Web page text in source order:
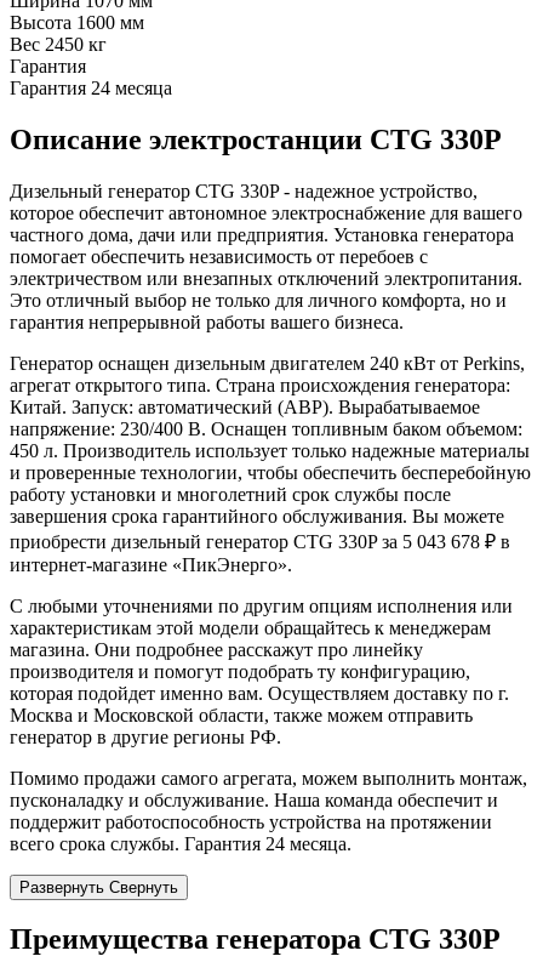
Высота 1600 мм
Вес 2450 кг
Гарантия
Гарантия 24 месяца
Описание электростанции CTG 330P
Дизельный генератор CTG 330P - надежное устройство,
которое обеспечит автономное электроснабжение для вашего
частного дома, дачи или предприятия. Установка генератора
помогает обеспечить независимость от перебоев с
электричеством или внезапных отключений электропитания.
Это отличный выбор не только для личного комфорта, но и
гарантия непрерывной работы вашего бизнеса.
Генератор оснащен дизельным двигателем 240 кВт от Perkins,
агрегат открытого типа. Страна происхождения генератора:
Китай. Запуск: автоматический (АВР). Вырабатываемое
напряжение: 230/400 В. Оснащен топливным баком объемом:
450 л. Производитель использует только надежные материалы
и проверенные технологии, чтобы обеспечить бесперебойную
работу установки и многолетний срок службы после
завершения срока гарантийного обслуживания. Вы можете
приобрести дизельный генератор CTG 330P за 5 043 678 ₽ в
интернет-магазине «ПикЭнерго».
С любыми уточнениями по другим опциям исполнения или
характеристикам этой модели обращайтесь к менеджерам
магазина. Они подробнее расскажут про линейку
производителя и помогут подобрать ту конфигурацию,
которая подойдет именно вам. Осуществляем доставку по г.
Москва и Московской области, также можем отправить
генератор в другие регионы РФ.
Помимо продажи самого агрегата, можем выполнить монтаж,
пусконаладку и обслуживание. Наша команда обеспечит и
поддержит работоспособность устройства на протяжении
всего срока службы. Гарантия 24 месяца.
Развернуть Свернуть
Преимущества генератора CTG 330P